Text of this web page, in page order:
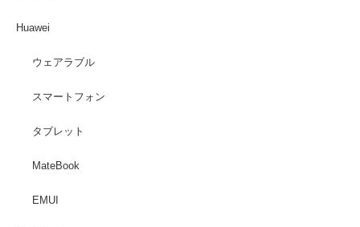
Huawei
ウェアラブル
スマートフォン
タブレット
MateBook
EMUI